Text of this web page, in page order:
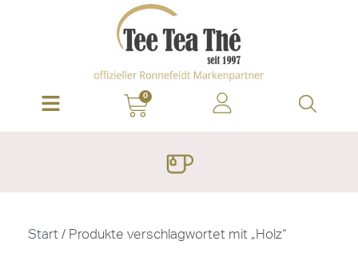
0
Start / Produkte verschlagwortet mit „Holz“